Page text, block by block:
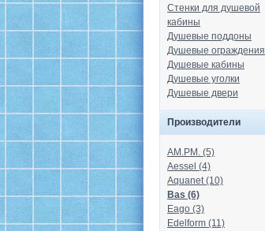
Стенки для душевой
кабины
Душевые поддоны
Душевые ограждения
Душевые кабины
Душевые уголки
Душевые двери
Производители
AM.PM. (5)
Aessel (4)
Aquanet (10)
Bas (6)
Eago (3)
Edelform (11)